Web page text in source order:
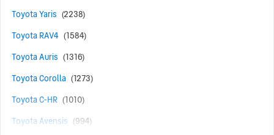
Toyota Yaris (2238)
Toyota RAV4 (1584)
Toyota Auris (1316)
Toyota Corolla (1273)
Toyota C-HR (1010)
Toyota Avensis (994)